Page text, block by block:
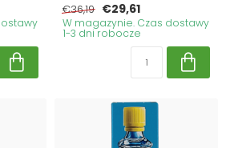
€36,19 €29,61
W magazynie. Czas dostawy
1-3 dni robocze